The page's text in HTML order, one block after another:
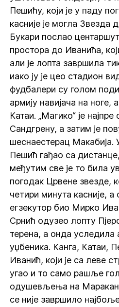
Пешићу, који је у паду
касније је могла Звезда
Букари послао
простора до Иванића,
али је лопта завршила
иако ју је цео стадион
фудбалери су голом
армију навијача на ноге,
Катаи. „Магико“ је
Сандгрену, а затим је
шеснаестерац Макабија.
Пешић гађао са
међутим све је то била
погодак Црвене звезде,
четири минута касније, а
егзекутор био Мирко
Срнић одузео лопту
терена, а онда уследила
уџбеника. Канга, Катаи,
Иванић, који је са леве
угао и то само рашље
одушевљења на
се није завршило